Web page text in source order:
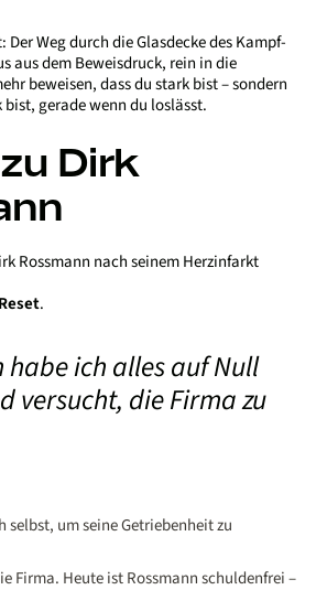
Weg durch die Glasdecke des Kampf-
aus dem Beweisdruck, rein in die
beweisen, dass du stark bist – sondern
bist, gerade wenn du loslässt.
Dirk
Rossmann nach seinem Herzinfarkt
.
habe ich alles auf Null
versucht, die Firma zu
selbst, um seine Getriebenheit zu
Firma. Heute ist Rossmann schuldenfrei –